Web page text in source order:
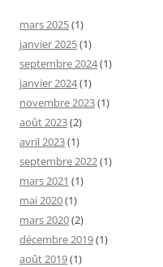
mars 2025(1)
janvier 2025(1)
septembre 2024(1)
janvier 2024(1)
novembre 2023(1)
août 2023(2)
avril 2023(1)
septembre 2022(1)
mars 2021 (1)
mai 2020(1)
mars 2020(2)
décembre 2019(1)
août 2019(1)